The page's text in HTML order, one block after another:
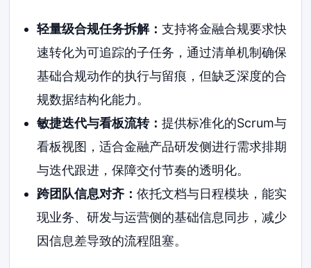
轻量级合规任务拆解： 支持将金融合规要求快
速转化为可追踪的子任务，通过清单机制确保
基础合规动作的执行与留痕，但缺乏深度的合
规数据结构化能力。
敏捷迭代与看板流转： 提供标准化的Scrum与
看板视图，适合金融产品研发侧进行需求排期
与迭代跟进，保障交付节奏的透明化。
跨团队信息对齐： 依托文档与日程模块，能实
现业务、研发与运营侧的基础信息同步，减少
因信息差导致的流程阻塞。